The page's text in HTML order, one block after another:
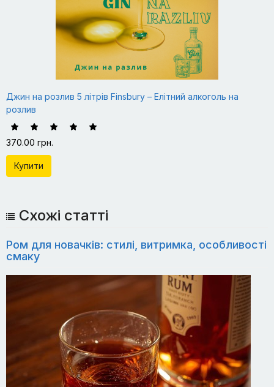
Джин на розлив 5 літрів Finsbury – Елітний алкоголь на
розлив
370.00 грн.
Купити
Схожі статті
Ром для новачків: стилі, витримка, особливості
смаку